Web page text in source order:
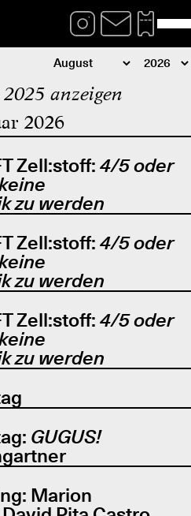
anzeigen
2026
Zell:stoff: 4/5 oder
zu werden
Zell:stoff: 4/5 oder
zu werden
Zell:stoff: 4/5 oder
zu werden
GUGUS!
Marion